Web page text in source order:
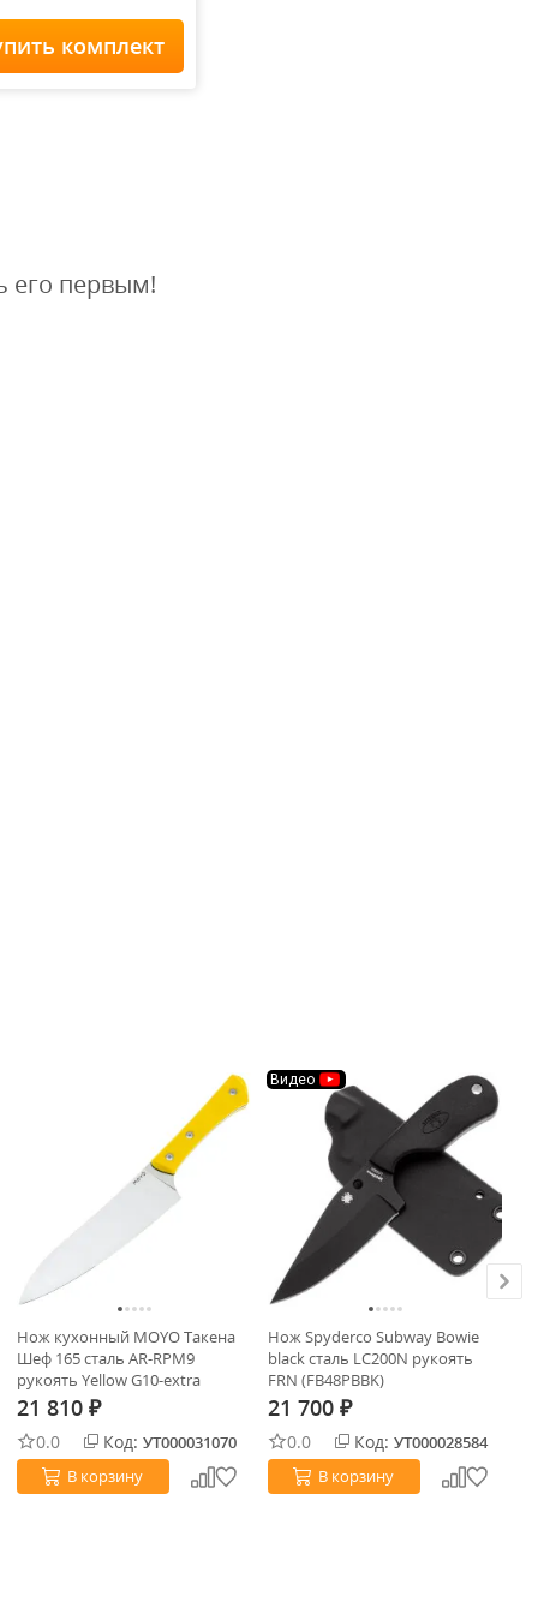
Staff
комплект
его первым!
Нож кухонный MOYO Такена
Шеф 165 сталь AR-RPM9
рукоять Yellow G10-extra
21 810 ₽
0.0 Код: УТ000031070
В корзину
Видео
Нож Spyderco Subway Bowie
black cталь LC200N рукоять
FRN (FB48PBBK)
21 700 ₽
0.0 Код: УТ000028584
В корзину